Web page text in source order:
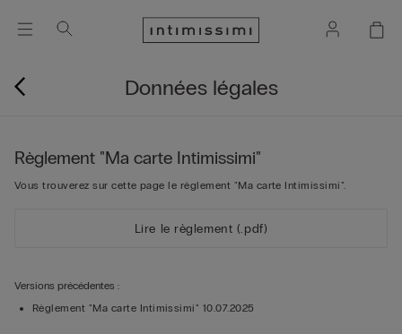
Données légales
Règlement "Ma carte Intimissimi"
Vous trouverez sur cette page le règlement "Ma carte Intimissimi".
Lire le règlement (.pdf)
Versions précédentes :
Règlement "Ma carte Intimissimi" 10.07.2025